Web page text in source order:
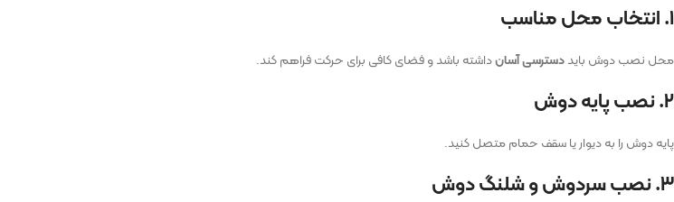
۱. انتخاب محل مناسب
محل نصب دوش بایددسترسی آسانداشته باشد و فضای کافی برای حرکت فراهم کند.
۲. نصب پایه دوش
پایه دوش را به دیوار یا سقف حمام متصل کنید.
۳. نصب سردوش و شلنگ دوش